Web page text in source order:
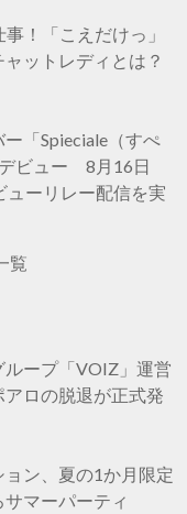
！「こえだけっ」
ットレディとは？
「Spieciale（すぺ
ビュー 8月16日
ューリレー配信を実
覧
ープ「VOIZ」運営
ロの脱退が正式発
ン、夏の1か月限定
マーパーティ